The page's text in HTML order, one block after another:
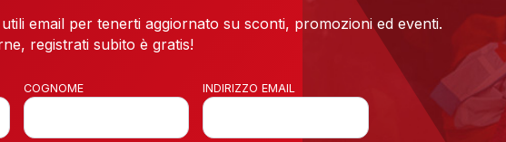
email per tenerti aggiornato su sconti, promozioni ed eventi.
registrati subito è gratis!
COGNOME INDIRIZZO EMAIL